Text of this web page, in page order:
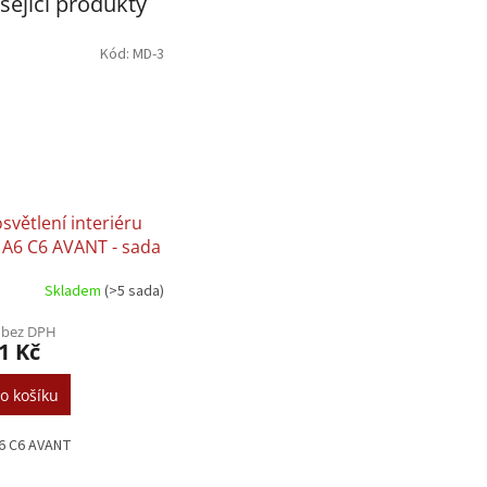
interiéru
C6 AVANT - sada
Skladem (>5 sada)
DPH
Kč
košíku
C6 AVANT
Kód: MD-3